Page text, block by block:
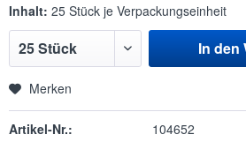
Inhalt: 25 Stück je Verpackungseinheit
In den
Merken
Artikel-Nr.: 104652